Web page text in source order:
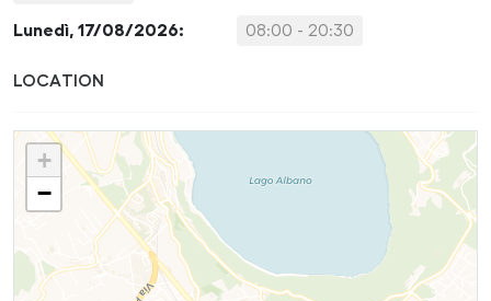
Lunedì, 17/08/2026: 08:00 - 20:30
LOCATION
+
−